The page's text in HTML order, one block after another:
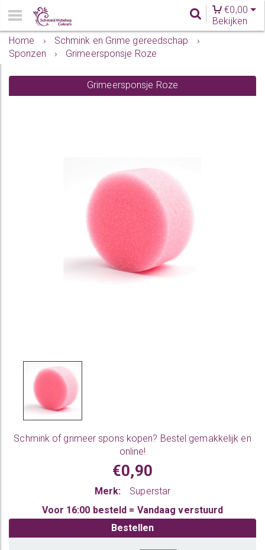
€0,00
Bekijken
Home
› Schmink en Grime gereedschap
›
Sponzen
› Grimeersponsje Roze
Grimeersponsje Roze
Schmink of grimeer spons kopen? Bestel gemakkelijk en
online!
€0,90
Merk:
Superstar
Voor 16:00 besteld = Vandaag verstuurd
Bestellen